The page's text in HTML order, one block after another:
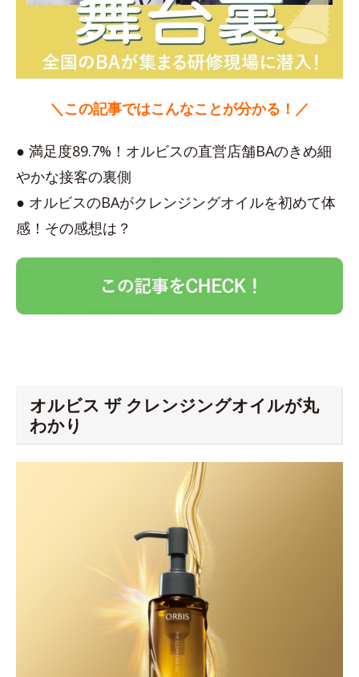
＼この記事ではこんなことが分かる！／
● 満足度89.7%！オルビスの直営店舗BAのきめ細
やかな接客の裏側
● オルビスのBAがクレンジングオイルを初めて体
感！その感想は？
オルビス ザ クレンジングオイルが丸
わかり